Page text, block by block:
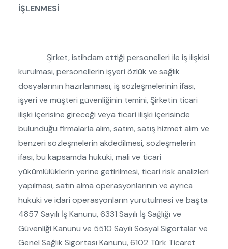
İŞLENMESİ
Şirket, istihdam ettiği personelleri ile iş ilişkisi
kurulması, personellerin işyeri özlük ve sağlık
dosyalarının hazırlanması, iş sözleşmelerinin ifası,
işyeri ve müşteri güvenliğinin temini, Şirketin ticari
ilişki içerisine gireceği veya ticari ilişki içerisinde
bulunduğu firmalarla alım, satım, satış hizmet alım ve
benzeri sözleşmelerin akdedilmesi, sözleşmelerin
ifası, bu kapsamda hukuki, mali ve ticari
yükümlülüklerin yerine getirilmesi, ticari risk analizleri
yapılması, satın alma operasyonlarının ve ayrıca
hukuki ve idari operasyonların yürütülmesi ve başta
4857 Sayılı İş Kanunu, 6331 Sayılı İş Sağlığı ve
Güvenliği Kanunu ve 5510 Sayılı Sosyal Sigortalar ve
Genel Sağlık Sigortası Kanunu, 6102 Türk Ticaret